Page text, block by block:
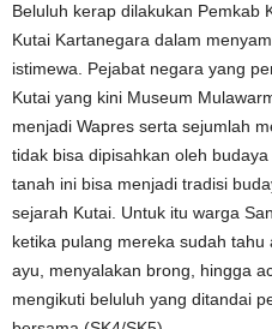
Beluluh kerap dilakukan Pemkab
Kutai Kartanegara dalam
istimewa. Pejabat negara yang
Kutai yang kini Museum
menjadi Wapres serta sejumlah
tidak bisa dipisahkan oleh
tanah ini bisa menjadi tradisi
sejarah Kutai. Untuk itu warga
ketika pulang mereka sudah
ayu, menyalakan brong, hingga
mengikuti beluluh yang ditandai